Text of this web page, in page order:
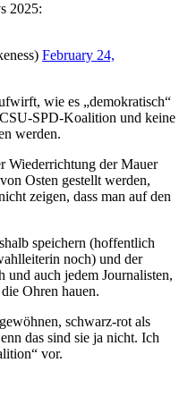
2025:
February 24,
wie es „demokratisch“
SPD-Koalition und keine
werden.
Wiederrichtung der Mauer
Osten gestellt werden,
zeigen, dass man auf den
speichern (hoffentlich
noch) und der
und auch jedem Journalisten,
Ohren hauen.
schwarz-rot als
das sind sie ja nicht. Ich
vor.